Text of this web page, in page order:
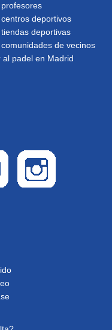
deportivos
deportivas
de vecinos
al padel en Madrid